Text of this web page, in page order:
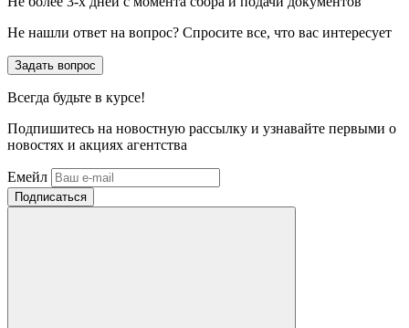
Не нашли ответ на вопрос? Спросите все, что вас интересует
Задать вопрос
Всегда будьте в курсе!
Подпишитесь на новостную рассылку и узнавайте первыми о
новостях и акциях агентства
Емейл